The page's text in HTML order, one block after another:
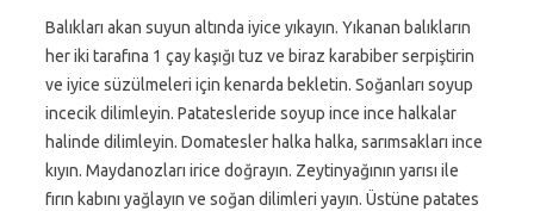
Balıkları akan suyun altında iyice yıkayın. Yıkanan balıkların
her iki tarafına 1 çay kaşığı tuz ve biraz karabiber serpiştirin
ve iyice süzülmeleri için kenarda bekletin. Soğanları soyup
incecik dilimleyin. Patatesleride soyup ince ince halkalar
halinde dilimleyin. Domatesler halka halka, sarımsakları ince
kıyın. Maydanozları irice doğrayın. Zeytinyağının yarısı ile
fırın kabını yağlayın ve soğan dilimleri yayın. Üstüne patates